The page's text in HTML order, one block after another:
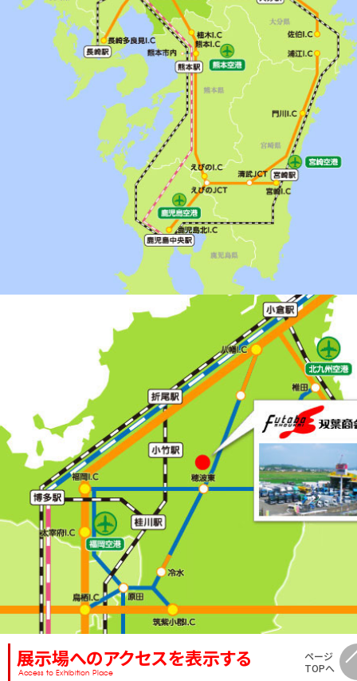
展示場へのアクセスを表示する
Access to Exhibition Place
ページ
TOPへ